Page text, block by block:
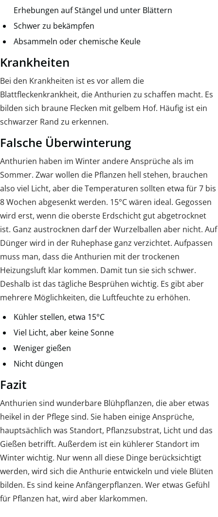
Erhebungen auf Stängel und unter Blättern
Schwer zu bekämpfen
Absammeln oder chemische Keule
Krankheiten
Bei den Krankheiten ist es vor allem die
Blattfleckenkrankheit, die Anthurien zu schaffen macht. Es
bilden sich braune Flecken mit gelbem Hof. Häufig ist ein
schwarzer Rand zu erkennen.
Falsche Überwinterung
Anthurien haben im Winter andere Ansprüche als im
Sommer. Zwar wollen die Pflanzen hell stehen, brauchen
also viel Licht, aber die Temperaturen sollten etwa für 7 bis
8 Wochen abgesenkt werden. 15°C wären ideal. Gegossen
wird erst, wenn die oberste Erdschicht gut abgetrocknet
ist. Ganz austrocknen darf der Wurzelballen aber nicht. Auf
Dünger wird in der Ruhephase ganz verzichtet. Aufpassen
muss man, dass die Anthurien mit der trockenen
Heizungsluft klar kommen. Damit tun sie sich schwer.
Deshalb ist das tägliche Besprühen wichtig. Es gibt aber
mehrere Möglichkeiten, die Luftfeuchte zu erhöhen.
Kühler stellen, etwa 15°C
Viel Licht, aber keine Sonne
Weniger gießen
Nicht düngen
Fazit
Anthurien sind wunderbare Blühpflanzen, die aber etwas
heikel in der Pflege sind. Sie haben einige Ansprüche,
hauptsächlich was Standort, Pflanzsubstrat, Licht und das
Gießen betrifft. Außerdem ist ein kühlerer Standort im
Winter wichtig. Nur wenn all diese Dinge berücksichtigt
werden, wird sich die Anthurie entwickeln und viele Blüten
bilden. Es sind keine Anfängerpflanzen. Wer etwas Gefühl
für Pflanzen hat, wird aber klarkommen.